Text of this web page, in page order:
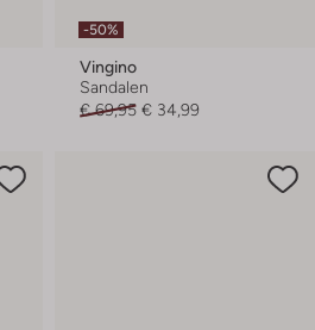
-50%
Vingino
Sandalen
€ 69,95 € 34,99